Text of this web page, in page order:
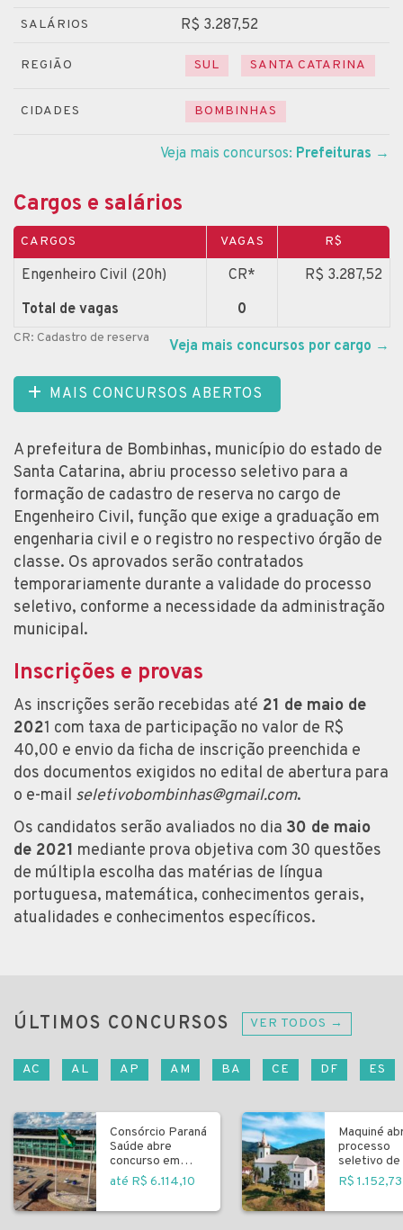
SALÁRIOS R$ 3.287,52
REGIÃO SUL SANTA CATARINA
CIDADES BOMBINHAS
Veja mais concursos: Prefeituras →
Cargos e salários
CARGOS VAGAS R$
Engenheiro Civil (20h) CR*
R$ 3.287,52
Total de vagas
0
CR: Cadastro de reserva Veja mais concursos por cargo →
MAIS CONCURSOS ABERTOS
A prefeitura de Bombinhas, município do estado de
Santa Catarina, abriu processo seletivo para a
formação de cadastro de reserva no cargo de
Engenheiro Civil, função que exige a graduação em
engenharia civil e o registro no respectivo órgão de
classe. Os aprovados serão contratados
temporariamente durante a validade do processo
seletivo, conforme a necessidade da administração
municipal.
Inscrições e provas
As inscrições serão recebidas até 21 de maio de
2021 com taxa de participação no valor de R$
40,00 e envio da ficha de inscrição preenchida e
dos documentos exigidos no edital de abertura para
o e-mail seletivobombinhas@gmail.com.
Os candidatos serão avaliados no dia 30 de maio
de 2021 mediante prova objetiva com 30 questões
de múltipla escolha das matérias de língua
portuguesa, matemática, conhecimentos gerais,
atualidades e conhecimentos específicos.
ÚLTIMOS CONCURSOS VER TODOS →
AC AL AP AM BA CE DF ES
Consórcio Paraná
Saúde abre
concurso em
Curitiba
até R$ 6.114,10
Maquiné
processo
seletivo de
R$ 1.152,73